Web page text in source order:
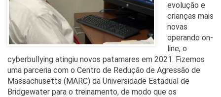
evolução e
crianças mais
novas
operando on-
line, o
cyberbullying atingiu novos patamares em 2021. Fizemos
uma parceria com o Centro de Redução de Agressão de
Massachusetts (MARC) da Universidade Estadual de
Bridgewater para o treinamento, de modo que os